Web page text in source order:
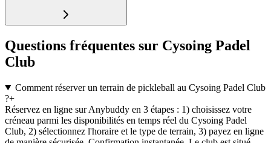
Questions fréquentes sur Cysoing Padel
Club
Comment réserver un terrain de pickleball au Cysoing Padel Club
?+
Réservez en ligne sur Anybuddy en 3 étapes : 1) choisissez votre
créneau parmi les disponibilités en temps réel du Cysoing Padel
Club, 2) sélectionnez l'horaire et le type de terrain, 3) payez en ligne